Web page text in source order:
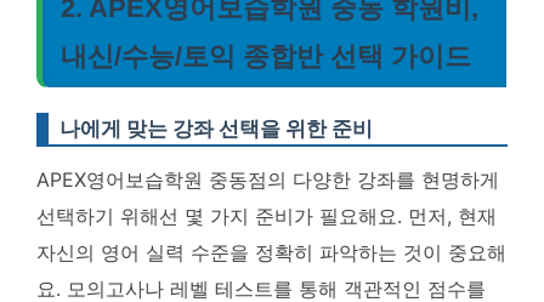
2. APEX영어보습학원 중동 학원비,
내신/수능/토익 종합반 선택 가이드
나에게 맞는 강좌 선택을 위한 준비
APEX영어보습학원 중동점의 다양한 강좌를 현명하게
선택하기 위해선 몇 가지 준비가 필요해요. 먼저, 현재
자신의 영어 실력 수준을 정확히 파악하는 것이 중요해
요. 모의고사나 레벨 테스트를 통해 객관적인 점수를